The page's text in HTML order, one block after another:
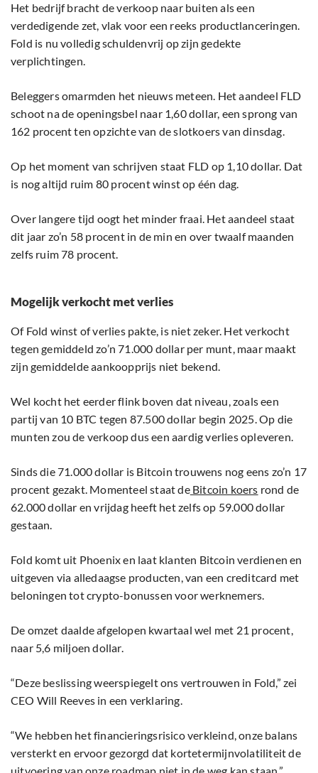
Het bedrijf bracht de verkoop naar buiten als een
verdedigende zet, vlak voor een reeks productlanceringen.
Fold is nu volledig schuldenvrij op zijn gedekte
verplichtingen.
Beleggers omarmden het nieuws meteen. Het aandeel FLD
schoot na de openingsbel naar 1,60 dollar, een sprong van
162 procent ten opzichte van de slotkoers van dinsdag.
Op het moment van schrijven staat FLD op 1,10 dollar. Dat
is nog altijd ruim 80 procent winst op één dag.
Over langere tijd oogt het minder fraai. Het aandeel staat
dit jaar zo’n 58 procent in de min en over twaalf maanden
zelfs ruim 78 procent.
Mogelijk verkocht met verlies
Of Fold winst of verlies pakte, is niet zeker. Het verkocht
tegen gemiddeld zo’n 71.000 dollar per munt, maar maakt
zijn gemiddelde aankoopprijs niet bekend.
Wel kocht het eerder flink boven dat niveau, zoals een
partij van 10 BTC tegen 87.500 dollar begin 2025. Op die
munten zou de verkoop dus een aardig verlies opleveren.
Sinds die 71.000 dollar is Bitcoin trouwens nog eens zo’n 17
procent gezakt. Momenteel staat deBitcoin koers rond de
62.000 dollar en vrijdag heeft het zelfs op 59.000 dollar
gestaan.
Fold komt uit Phoenix en laat klanten Bitcoin verdienen en
uitgeven via alledaagse producten, van een creditcard met
beloningen tot crypto-bonussen voor werknemers.
De omzet daalde afgelopen kwartaal wel met 21 procent,
naar 5,6 miljoen dollar.
“Deze beslissing weerspiegelt ons vertrouwen in Fold,” zei
CEO Will Reeves in een verklaring.
“We hebben het financieringsrisico verkleind, onze balans
versterkt en ervoor gezorgd dat kortetermijnvolatiliteit de